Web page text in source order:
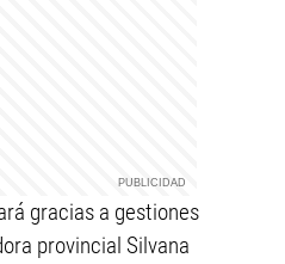
gracias a gestiones
provincial Silvana